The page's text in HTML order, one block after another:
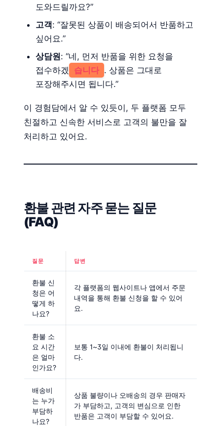
도와드릴까요?”
고객: “잘못된 상품이 배송되어서 반품하고
싶어요.”
상담원: “네, 먼저 반품을 위한 요청을
접수하겠
습니다 . 상품은 그대로
포장해주시면 됩니다.”
이 경험담에서 알 수 있듯이, 두 플랫폼 모두
친절하고 신속한 서비스로 고객의 불만을 잘
처리하고 있어요.
환불 관련 자주 묻는 질문
(FAQ)
질문 답변
환불 신
청은 어
떻게 하
나요?
각 플랫폼의 웹사이트나 앱에서 주문
내역을 통해 환불 신청을 할 수 있어
요.
환불 소
요 시간
은 얼마
인가요?
보통 1~3일 이내에 환불이 처리됩니
다.
배송비
는 누가
부담하
나요?
상품 불량이나 오배송의 경우 판매자
가 부담하고, 고객의 변심으로 인한
반품은 고객이 부담할 수 있어요.